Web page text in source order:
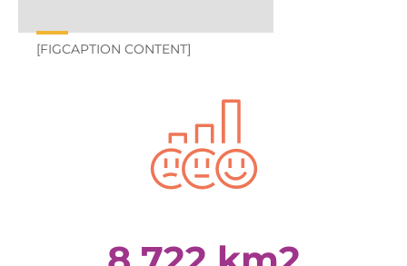
[FIGCAPTION CONTENT]